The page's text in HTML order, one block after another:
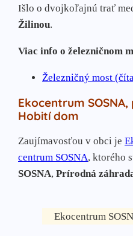
Išlo o dvojkoľajnú trať
Žilinou.
Viac info o železničnom
Železničný most
Ekocentrum
Hobití dom
Zaujímavosťou v obci je
centrum SOSNA, ktorého
SOSNA, Prírodná
Ekocentrum